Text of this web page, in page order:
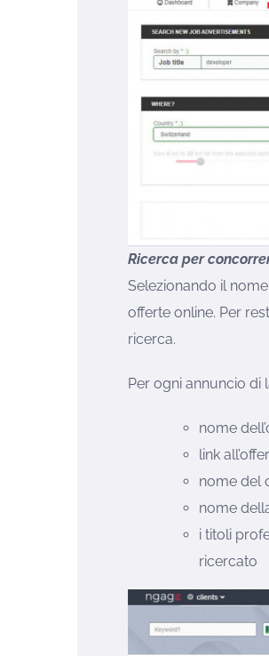
Ricerca per
Selezionando il
offerte online. Per
ricerca.
Per ogni annuncio di
nome
link
nome del
nome
i titoli
ricercato